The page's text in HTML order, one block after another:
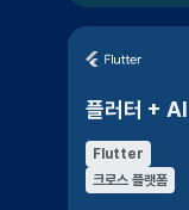
플러터 + AI
Flutter
크로스 플랫폼